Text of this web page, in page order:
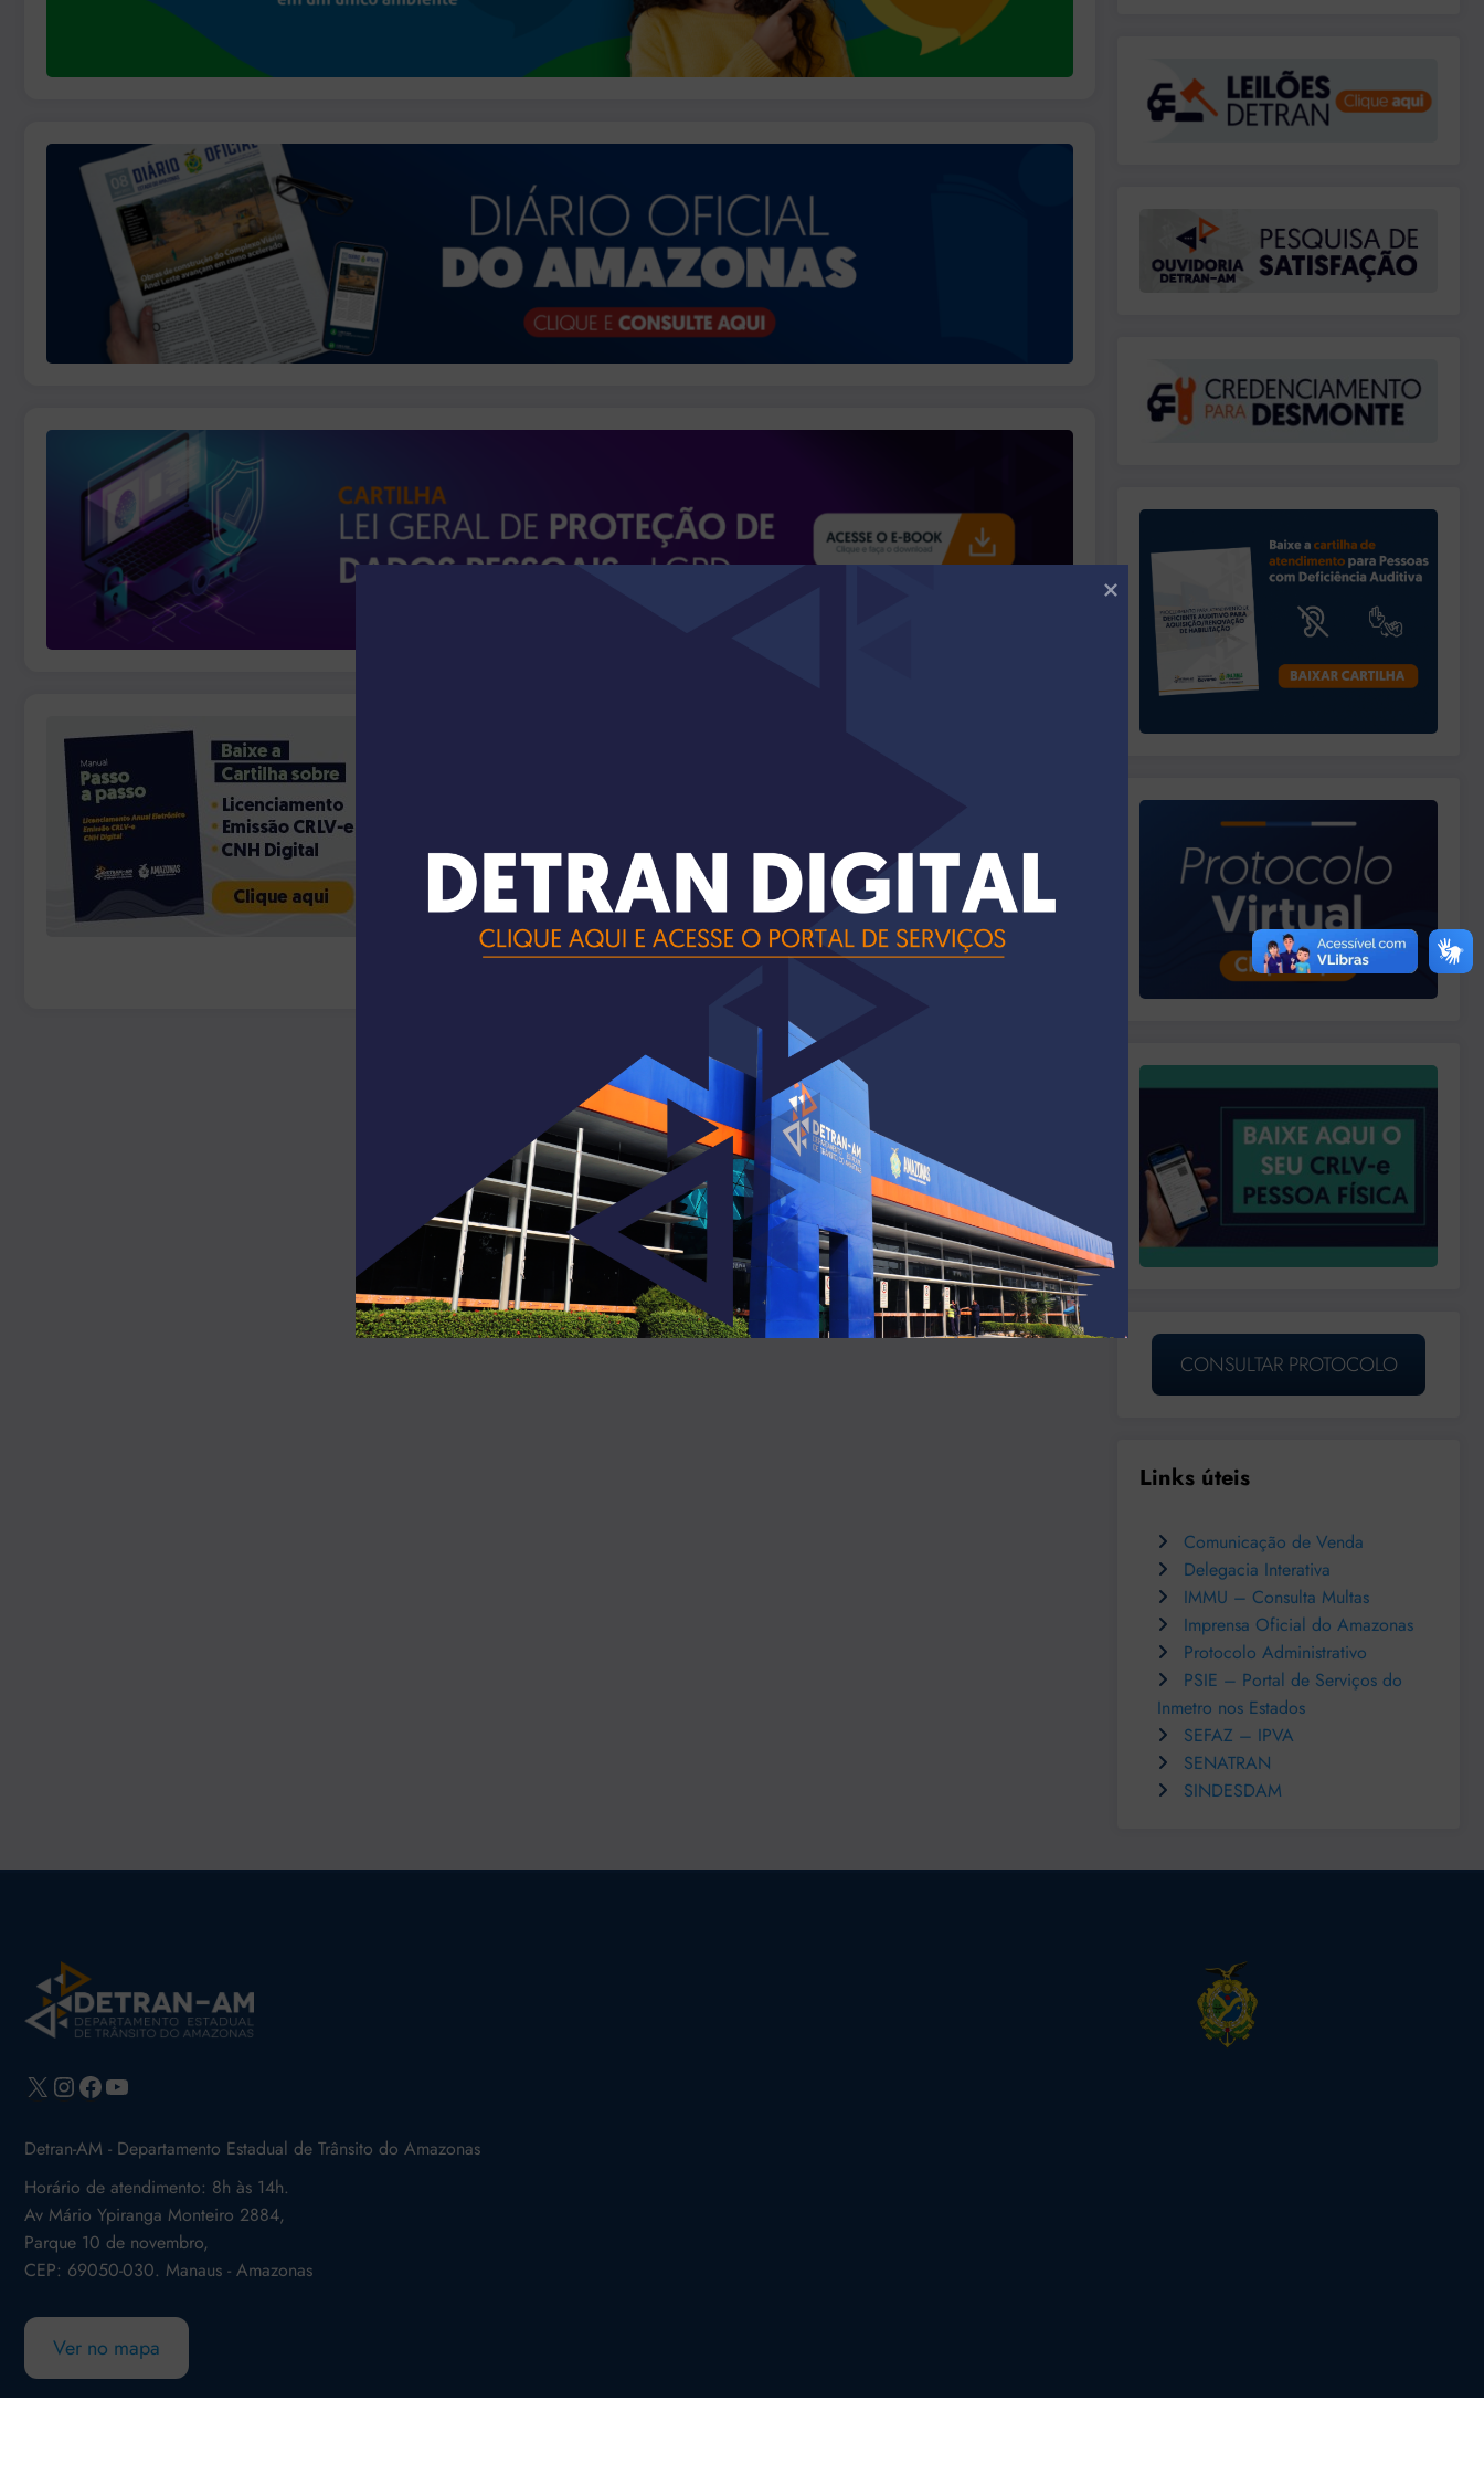
CONSULTAR PROTOCOLO
Links úteis
Comunicação de Venda
Delegacia Interativa
IMMU – Consulta Multas
Imprensa Oficial do Amazonas
Protocolo Administrativo
PSIE – Portal de Serviços do
Inmetro nos Estados
SEFAZ – IPVA
SENATRAN
SINDESDAM
X Instagram
Facebook
Youtube
Detran-AM - Departamento Estadual de Trânsito do Amazonas
Horário de atendimento: 8h às 14h.
Av Mário Ypiranga Monteiro 2884,
Parque 10 de novembro,
CEP: 69050-030. Manaus - Amazonas
Ver no mapa